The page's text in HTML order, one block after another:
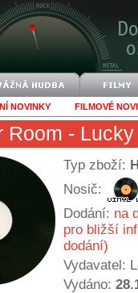
NOVINKY FILMOVÉ
Room -
Typ zboží:
Nosič:
Dodání: na
pro bližší
dodání)
Vydavatel:
Vydáno: